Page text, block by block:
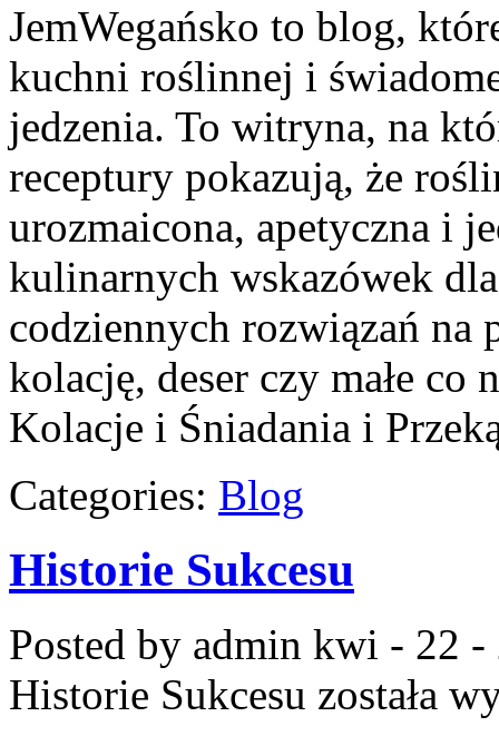
JemWegańsko to blog,
kuchni roślinnej i
jedzenia. To witryna, na
receptury pokazują, że
urozmaicona, apetyczna i
kulinarnych wskazówek
codziennych rozwiązań na
kolację, deser czy małe co
Kolacje i Śniadania i
Categories: Blog
Historie Sukcesu
Posted by admin kwi - 22 -
Historie Sukcesu została